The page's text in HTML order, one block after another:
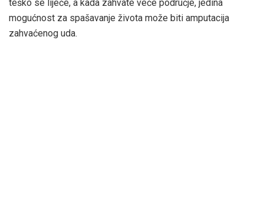
teško se liječe, a kada zahvate veće područje, jedina
mogućnost za spašavanje života može biti amputacija
zahvaćenog uda.